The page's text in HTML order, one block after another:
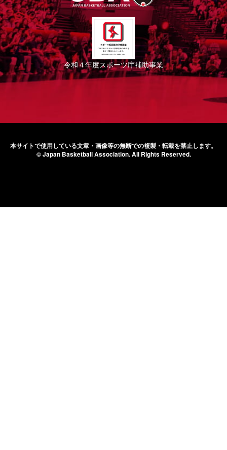
令和４年度スポーツ庁補助事業
本サイトで使用している文章・画像等の無断での複製・転載を禁止します。
© Japan Basketball Association.All Rights Reserved.